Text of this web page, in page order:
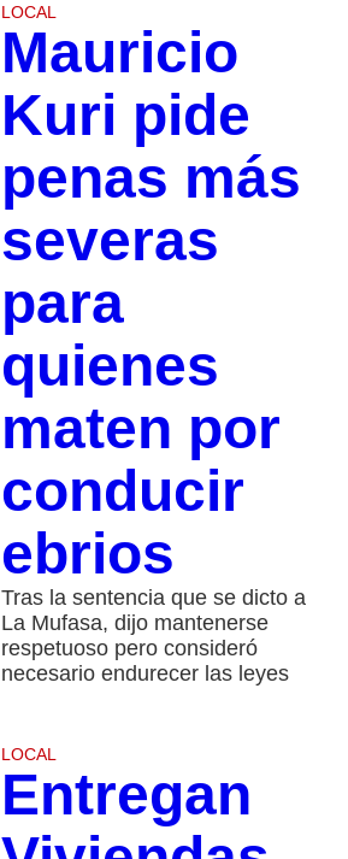
LOCAL
Mauricio
Kuri pide
penas más
severas
para
quienes
maten por
conducir
ebrios
Tras la sentencia que se dicto a
La Mufasa, dijo mantenerse
respetuoso pero consideró
necesario endurecer las leyes
LOCAL
Entregan